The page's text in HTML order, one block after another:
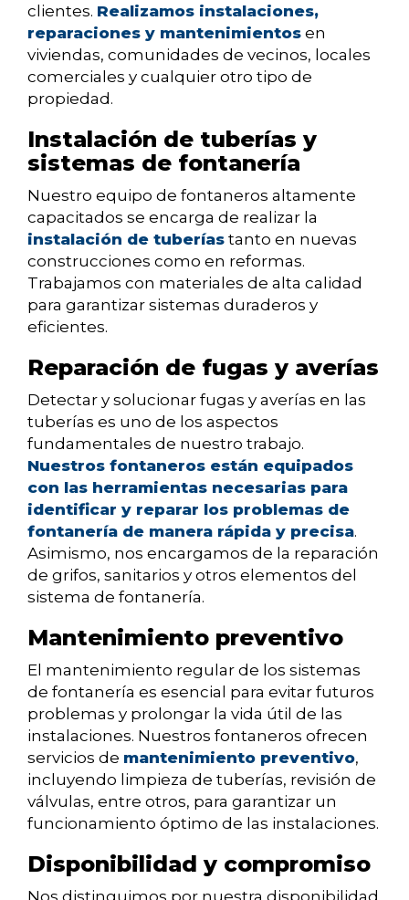
clientes. Realizamos instalaciones,
reparaciones y mantenimientos en
viviendas, comunidades de vecinos, locales
comerciales y cualquier otro tipo de
propiedad.
Instalación de tuberías y
sistemas de fontanería
Nuestro equipo de fontaneros altamente
capacitados se encarga de realizar la
instalación de tuberías tanto en nuevas
construcciones como en reformas.
Trabajamos con materiales de alta calidad
para garantizar sistemas duraderos y
eficientes.
Reparación de fugas y averías
Detectar y solucionar fugas y averías en las
tuberías es uno de los aspectos
fundamentales de nuestro trabajo.
Nuestros fontaneros están equipados
con las herramientas necesarias para
identificar y reparar los problemas de
fontanería de manera rápida y precisa.
Asimismo, nos encargamos de la reparación
de grifos, sanitarios y otros elementos del
sistema de fontanería.
Mantenimiento preventivo
El mantenimiento regular de los sistemas
de fontanería es esencial para evitar futuros
problemas y prolongar la vida útil de las
instalaciones. Nuestros fontaneros ofrecen
servicios de mantenimiento preventivo,
incluyendo limpieza de tuberías, revisión de
válvulas, entre otros, para garantizar un
funcionamiento óptimo de las instalaciones.
Disponibilidad y compromiso